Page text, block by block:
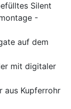
Silent
-
auf dem
mit digitaler
aus Kupferrohr